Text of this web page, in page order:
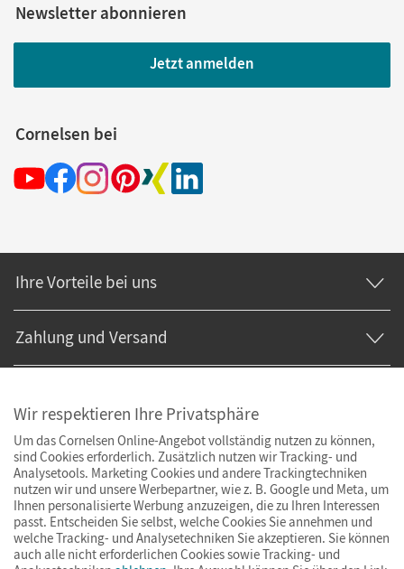
Newsletter abonnieren
Jetzt anmelden
Cornelsen bei
Ihre Vorteile bei uns
Zahlung und Versand
Wir respektieren Ihre Privatsphäre
Um das Cornelsen Online-Angebot vollständig nutzen zu können,
sind Cookies erforderlich. Zusätzlich nutzen wir Tracking- und
Analysetools. Marketing Cookies und andere Trackingtechniken
nutzen wir und unsere Werbepartner, wie z. B. Google und Meta, um
Ihnen personalisierte Werbung anzuzeigen, die zu Ihren Interessen
passt. Entscheiden Sie selbst, welche Cookies Sie annehmen und
welche Tracking- und Analysetechniken Sie akzeptieren. Sie können
auch alle nicht erforderlichen Cookies sowie Tracking- und